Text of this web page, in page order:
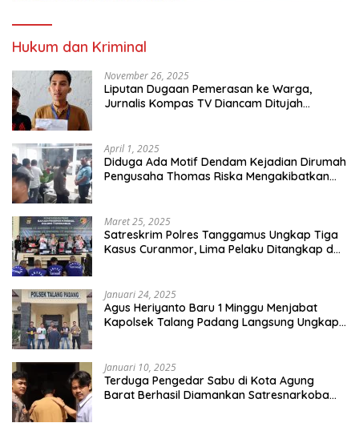
Hukum dan Kriminal
November 26, 2025
Liputan Dugaan Pemerasan ke Warga,
Jurnalis Kompas TV Diancam Ditujah
April 1, 2025
Diduga Ada Motif Dendam Kejadian Dirumah
Pengusaha Thomas Riska Mengakibatkan
Maret 25, 2025
Satreskrim Polres Tanggamus Ungkap Tiga
Kasus Curanmor, Lima Pelaku Ditangkap dan
Januari 24, 2025
Agus Heriyanto Baru 1 Minggu Menjabat
Kapolsek Talang Padang Langsung Ungkap
Januari 10, 2025
Terduga Pengedar Sabu di Kota Agung
Barat Berhasil Diamankan Satresnarkoba